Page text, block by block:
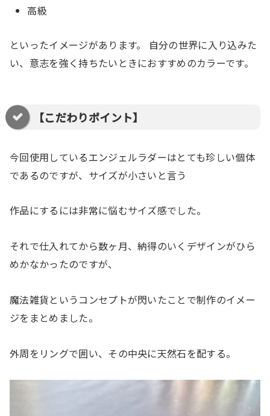
高級
といったイメージがあります。 自分の世界に入り込みた
い、意志を強く持ちたいときにおすすめのカラーです。
【こだわりポイント】
今回使用しているエンジェルラダーはとても珍しい個体
であるのですが、サイズが小さいと言う
作品にするには非常に悩むサイズ感でした。
それで仕入れてから数ヶ月、納得のいくデザインがひら
めかなかったのですが、
魔法雑貨というコンセプトが閃いたことで制作のイメー
ジをまとめました。
外周をリングで囲い、その中央に天然石を配する。